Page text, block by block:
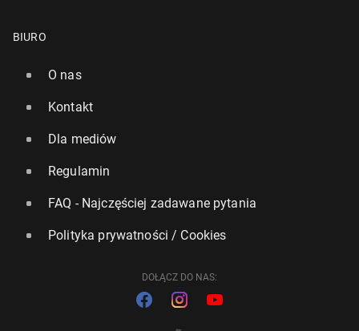
BIURO
O nas
Kontakt
Dla mediów
Regulamin
FAQ - Najczęściej zadawane pytania
Polityka prywatności / Cookies
DOŁĄCZ DO NAS: